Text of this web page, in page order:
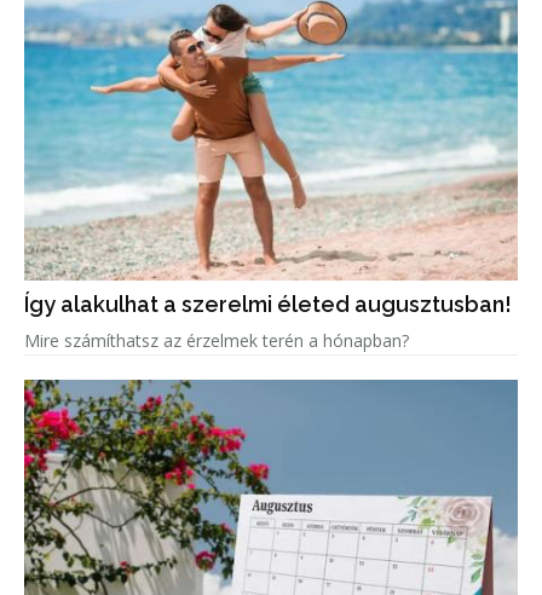
Így alakulhat a szerelmi életed augusztusban!
Mire számíthatsz az érzelmek terén a hónapban?